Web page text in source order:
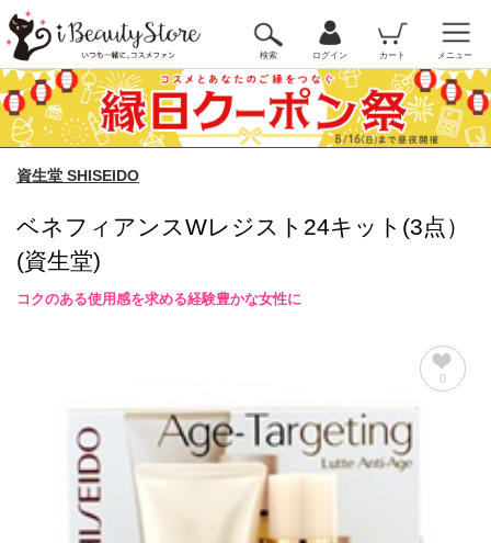
検索 ログイン カート メニュー
資生堂 SHISEIDO
ベネフィアンスWレジスト24キット(3点）
(資生堂)
コクのある使用感を求める経験豊かな女性に
0